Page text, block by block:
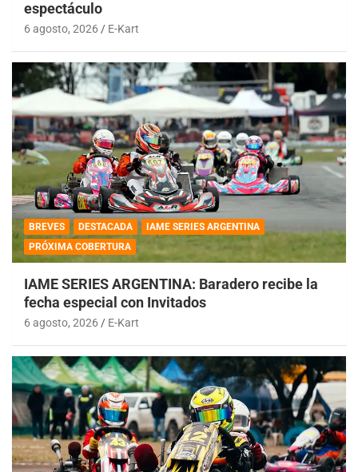
espectáculo
6 agosto, 2026 E-Kart
BREVES DESTACADA
IAME SERIES ARGENTINA
PRÓXIMA COBERTURA
IAME SERIES ARGENTINA: Baradero recibe la
fecha especial con Invitados
6 agosto, 2026 E-Kart